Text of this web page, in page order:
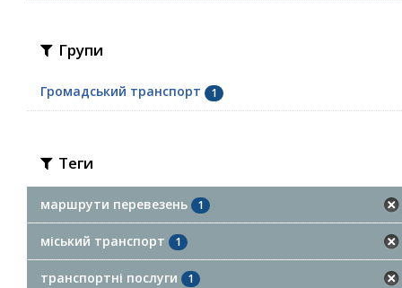
Групи
Громадський транспорт 1
Теги
маршрути перевезень 1
міський транспорт 1
транспортні послуги 1